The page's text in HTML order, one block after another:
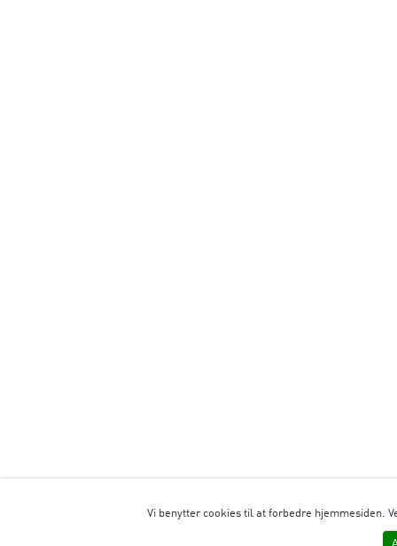
Vi benytter cookies til at forbedre hjemmesiden.